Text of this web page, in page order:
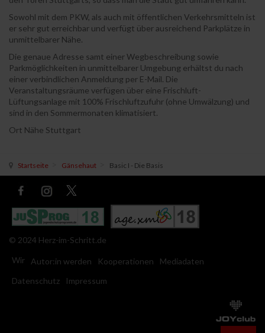
Sowohl mit dem PKW, als auch mit öffentlichen Verkehrsmitteln ist
er sehr gut erreichbar und verfügt über ausreichend Parkplätze in
unmittelbarer Nähe.
Die genaue Adresse samt einer Wegbeschreibung sowie
Parkmöglichkeiten in unmittelbarer Umgebung erhältst du nach
einer verbindlichen Anmeldung per E-Mail. Die
Veranstaltungsräume verfügen über eine Frischluft-
Lüftungsanlage mit 100% Frischluftzufuhr (ohne Umwälzung) und
sind in den Sommermonaten klimatisiert.
Ort Nähe Stuttgart
Startseite Gänsehaut Basic I - Die Basis
© 2024 Herz-im-Schritt.de
Wir Autor:in werden Kooperationen
Mediadaten
Datenschutz
Impressum